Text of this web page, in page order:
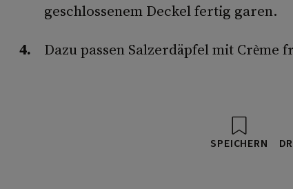
geschlossenem Deckel fertig garen.
Dazu passen Salzerdäpfel mit Crème
SPEICHERN